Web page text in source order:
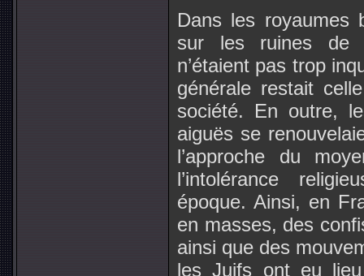
Dans les royaumes
sur les ruines de
n’étaient pas trop
générale restait
société. En outre,
aiguës se
l’approche du
l’intolérance
époque. Ainsi, en
en masses, des
ainsi que des
les Juifs ont eu